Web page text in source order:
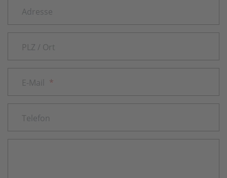
Adresse
PLZ / Ort
E-Mail *
Telefon